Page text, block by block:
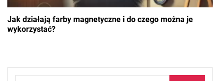
Jak działają farby magnetyczne i do czego można je
wykorzystać?